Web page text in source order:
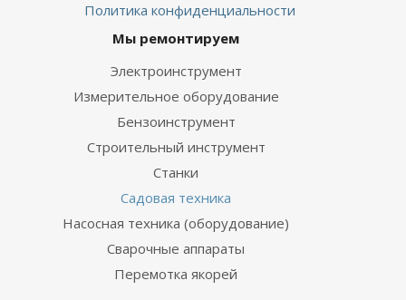
Политика конфиденциальности
Мы ремонтируем
Электроинструмент
Измерительное оборудование
Бензоинструмент
Строительный инструмент
Станки
Садовая техника
Насосная техника (оборудование)
Сварочные аппараты
Перемотка якорей